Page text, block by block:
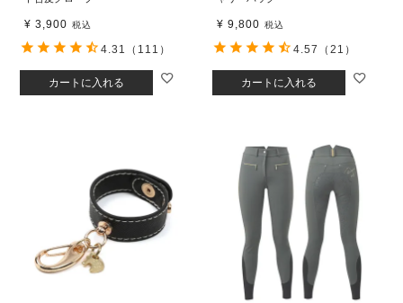
¥ 3,900 税込
カートに入れる
4.31 （111）
¥ 9,800 税込
カートに入れる
4.57 （21）